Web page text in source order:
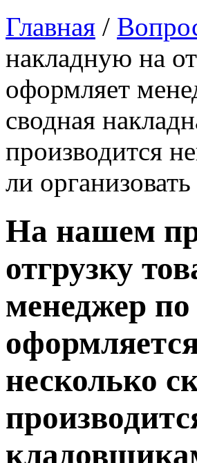
Главная /
накладную на
оформляет
сводная
производится
ли
На нашем
отгрузку
менеджер
несколько